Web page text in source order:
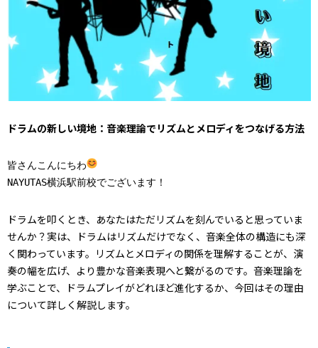
ドラムの新しい境地：音楽理論でリズムとメロディをつなげる方法
皆さんこんにちわ
NAYUTAS横浜駅前校でございます！
ドラムを叩くとき、あなたはただリズムを刻んでいると思っていま
せんか？実は、ドラムはリズムだけでなく、音楽全体の構造にも深
く関わっています。リズムとメロディの関係を理解することが、演
奏の幅を広げ、より豊かな音楽表現へと繋がるのです。音楽理論を
学ぶことで、ドラムプレイがどれほど進化するか、今回はその理由
について詳しく解説します。